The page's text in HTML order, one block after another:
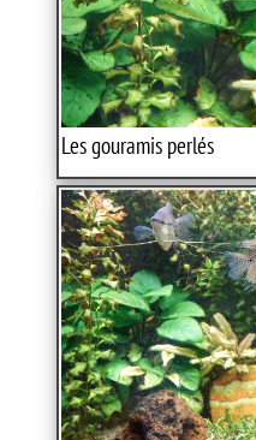
Les gouramis perlés